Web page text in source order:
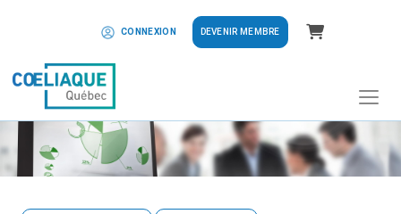
DEVENIR MEMBRE
CONNEXION Panier